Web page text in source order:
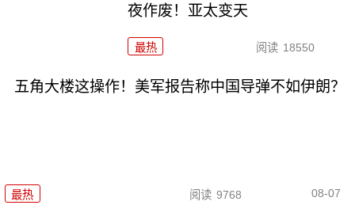
夜作废！亚太变天
最热 阅读 18550
五角大楼这操作！美军报告称中国导弹不如伊朗？
最热 阅读 9768 08-07